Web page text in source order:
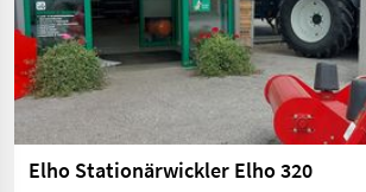
Elho Stationärwickler Elho 320